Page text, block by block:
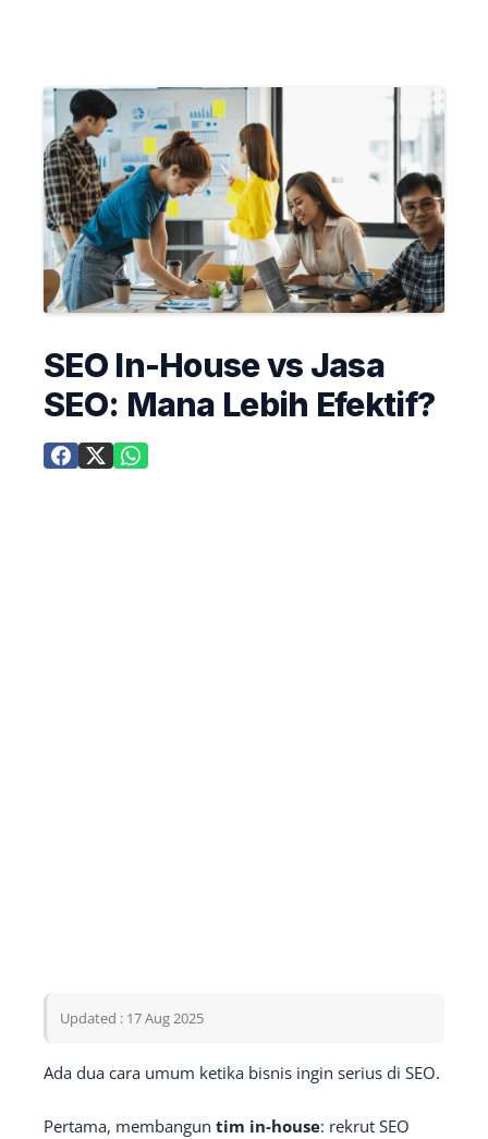
SEO In-House vs Jasa
SEO: Mana Lebih Efektif?
Updated : 17 Aug 2025
Ada dua cara umum ketika bisnis ingin serius di SEO.
Pertama, membangun tim in-house: rekrut SEO